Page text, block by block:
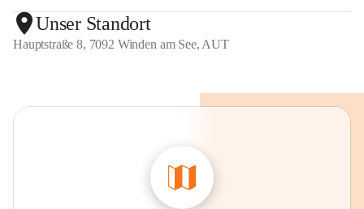
Unser Standort
Hauptstraße 8, 7092 Winden am See, AUT